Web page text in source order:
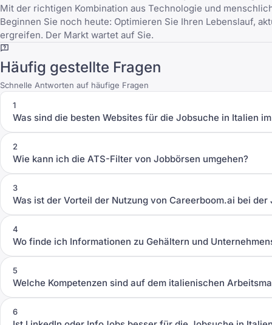
Mit der richtigen Kombination aus Technologie und
Beginnen Sie noch heute: Optimieren Sie Ihren Lebenslauf,
ergreifen. Der Markt wartet auf Sie.
Häufig gestellte Fragen
Schnelle Antworten auf häufige Fragen
1
Was sind die besten Websites für die Jobsuche in Italien
2
Wie kann ich die ATS-Filter von Jobbörsen umgehen?
3
Was ist der Vorteil der Nutzung von Careerboom.ai bei der
4
Wo finde ich Informationen zu Gehältern und
5
Welche Kompetenzen sind auf dem italienischen
6